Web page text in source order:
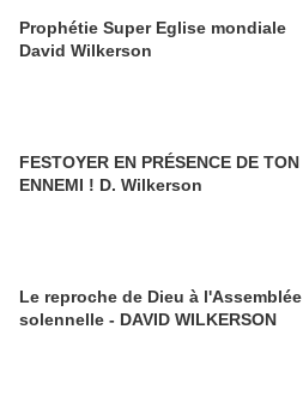
Prophétie Super Eglise mondiale
David Wilkerson
FESTOYER EN PRÉSENCE DE TON
ENNEMI ! D. Wilkerson
Le reproche de Dieu à l'Assemblée
solennelle - DAVID WILKERSON